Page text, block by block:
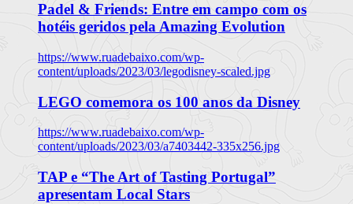
Padel & Friends: Entre em campo com os
hotéis geridos pela Amazing Evolution
https://www.ruadebaixo.com/wp-
content/uploads/2023/03/legodisney-scaled.jpg
LEGO comemora os 100 anos da Disney
https://www.ruadebaixo.com/wp-
content/uploads/2023/03/a7403442-335x256.jpg
TAP e “The Art of Tasting Portugal”
apresentam Local Stars